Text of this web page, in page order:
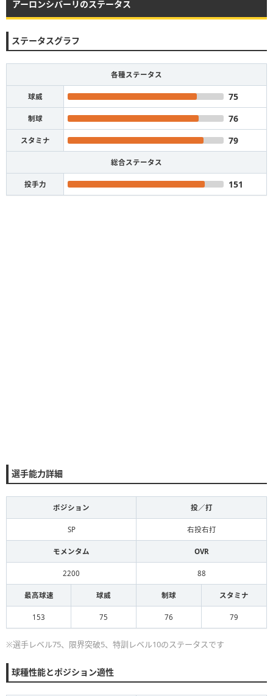
アーロンシバーリのステータス
ステータスグラフ
各種ステータス
球威 75
制球 76
スタミナ 79
総合ステータス
投手力 151
選手能力詳細
ポジション 投／打
SP 右投右打
モメンタム OVR
2200 88
最高球速 球威 制球 スタミナ
153 75 76 79
※選手レベル75、限界突破5、特訓レベル10のステータスです
球種性能とポジション適性